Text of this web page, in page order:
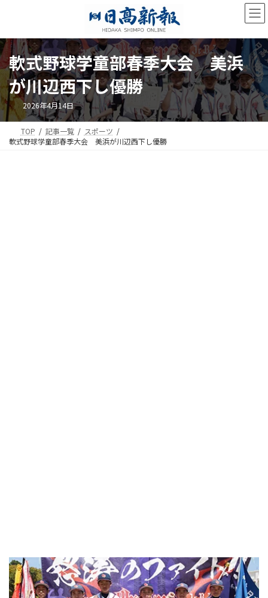
ン
ツ
へ
ス
キ
ッ
プ
ー
シ
ョ
ン
に
移
動
軟式野球学童部春季大会 美浜
が川辺西下し優勝
2026年4月14日
TOP 記事一覧
スポーツ
軟式野球学童部春季大会 美浜が川辺西下し優勝